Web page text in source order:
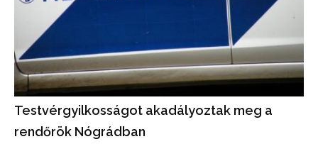
Testvérgyilkosságot akadályoztak meg a
rendőrök Nógrádban